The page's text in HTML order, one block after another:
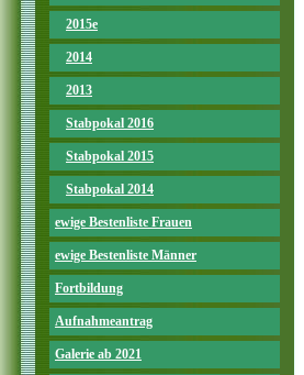
2015e
2014
2013
Stabpokal 2016
Stabpokal 2015
Stabpokal 2014
ewige Bestenliste Frauen
ewige Bestenliste Männer
Fortbildung
Aufnahmeantrag
Galerie ab 2021